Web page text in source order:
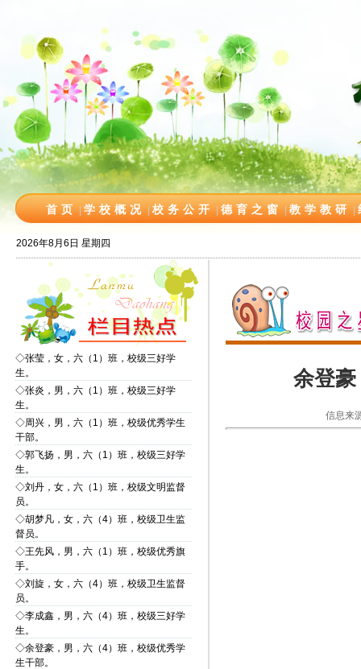
首页 学校概况 校务公开 德育之窗 教学教研
2026年8月6日 星期四
◇张莹，女，六（1）班，校级三好学
生。
◇张炎，男，六（1）班，校级三好学
生。
◇周兴，男，六（1）班，校级优秀学生
干部。
◇郭飞扬，男，六（1）班，校级三好学
生。
◇刘丹，女，六（1）班，校级文明监督
员。
◇胡梦凡，女，六（4）班，校级卫生监
督员。
◇王先风，男，六（1）班，校级优秀旗
手。
◇刘旋，女，六（4）班，校级卫生监督
员。
◇李成鑫，男，六（4）班，校级三好学
生。
◇余登豪，男，六（4）班，校级优秀学
生干部。
余登
信息来